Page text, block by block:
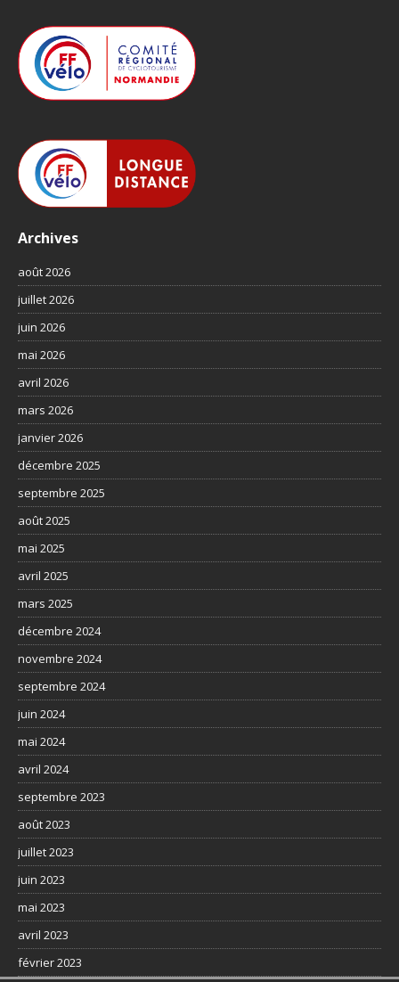
Archives
août 2026
juillet 2026
juin 2026
mai 2026
avril 2026
mars 2026
janvier 2026
décembre 2025
septembre 2025
août 2025
mai 2025
avril 2025
mars 2025
décembre 2024
novembre 2024
septembre 2024
juin 2024
mai 2024
avril 2024
septembre 2023
août 2023
juillet 2023
juin 2023
mai 2023
avril 2023
février 2023